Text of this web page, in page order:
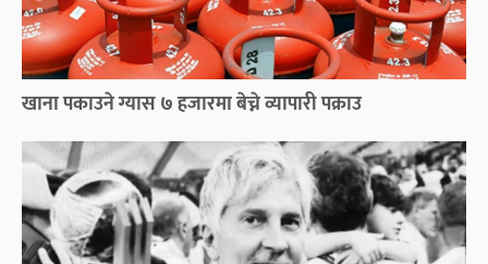
खाना पकाउने ग्यास ७ हजारमा बेच्ने व्यापारी पक्राउ